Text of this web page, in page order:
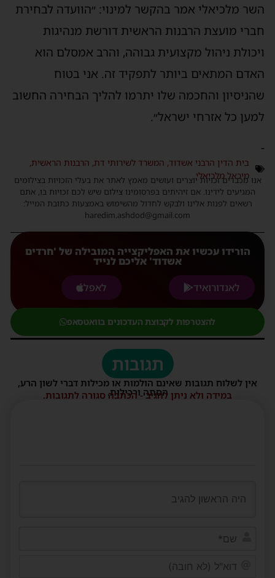
השר מלכיאלי אמר בהקשר למינוי: ״הוועדה לבחירת
חברי מועצת הרבנות הראשית דורשת מנהיגות
ויכולת ניהול מקצועית גבוהה, והרב אמסלם הוא
האדם המתאים ביותר לתפקיד זה. אני בטוח
שהניסיון והחכמה שלו יתרמו להליך הבחירה החשוב
למען כל אזרחי ישראל״.
-
בית הדין הרבני אשדוד, המשרד לשירותי דת, הרבנות הראשית,
מיכאל מלכיאלי
אנו מכבדים זכויות יוצרים ועושים מאמץ לאתר את בעלי הזכויות בצילומים
המגיעים לידינו. אם זיהיתים בפרסומינו צילום שיש לכם זכויות בו, אתם
רשאים לפנות אלינו ולבקש לחדול מהשימוש באמצעות כתובת המייל:
haredim.ashdod@gmail.com
הורידו עכשיו את האפליקצייה המובילה של 'חרדים
אשדוד' אליכם לנייד
לאנדורואיד
לאפל
להצטרפות לקבוצת העדכונים בוואטסאפ
תגובות
אין לשלוח תגובות שאינם הולמות או מכילות דברי לשון הרע,
הסתה ורכילות.
במידה ולא ניתן להגיב - הכתבה סגורה לתגובות.